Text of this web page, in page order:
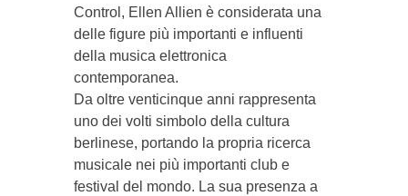
Control, Ellen Allien è considerata una
delle figure più importanti e influenti
della musica elettronica
contemporanea.
Da oltre venticinque anni rappresenta
uno dei volti simbolo della cultura
berlinese, portando la propria ricerca
musicale nei più importanti club e
festival del mondo. La sua presenza a